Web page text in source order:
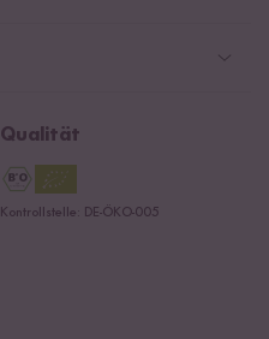
Qualität
Kontrollstelle: DE-ÖKO-005